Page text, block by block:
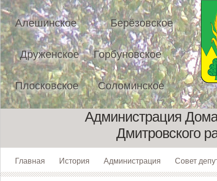
Алешинское Берёзовское
Друженское Горбуновское
Плосковское Соломинское
Главная История Администрация Совет
Администрация
Дмитровского